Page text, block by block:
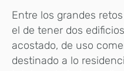
Entre los grandes
el de tener dos
acostado, de uso
destinado a lo